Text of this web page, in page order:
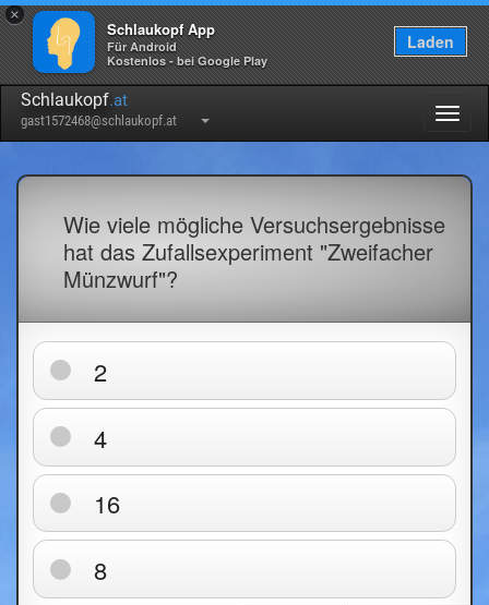
×
Schlaukopf App
Für Android
Kostenlos - bei Google Play
Laden
Schlaukopf.at
gast1572468@schlaukopf.at
Wie viele mögliche Versuchsergebnisse
hat das Zufallsexperiment "Zweifacher
Münzwurf"?
2
4
16
8